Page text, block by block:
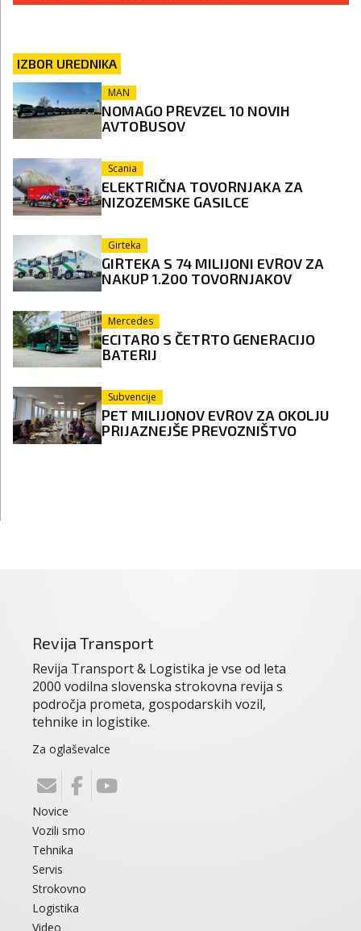
IZBOR UREDNIKA
MAN
NOMAGO PREVZEL 10 NOVIH
AVTOBUSOV
Scania
ELEKTRIČNA TOVORNJAKA ZA
NIZOZEMSKE GASILCE
Girteka
GIRTEKA S 74 MILIJONI EVROV ZA
NAKUP 1.200 TOVORNJAKOV
Mercedes
ECITARO S ČETRTO GENERACIJO
BATERIJ
Subvencije
PET MILIJONOV EVROV ZA OKOLJU
PRIJAZNEJŠE PREVOZNIŠTVO
Revija Transport
Revija Transport & Logistika je vse od leta
2000 vodilna slovenska strokovna revija s
področja prometa, gospodarskih vozil,
tehnike in logistike.
Za oglaševalce
Novice
Vozili smo
Tehnika
Servis
Strokovno
Logistika
Video